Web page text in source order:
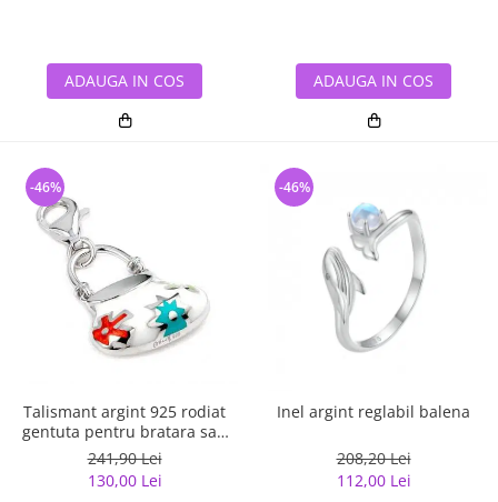
ADAUGA IN COS ADAUGA IN COS
Talismant argint 925 rodiat
gentuta pentru bratara sau
lant
241,90 Lei
130,00 Lei
-46%
Inel argint reglabil balena
208,20 Lei
112,00 Lei
-46%